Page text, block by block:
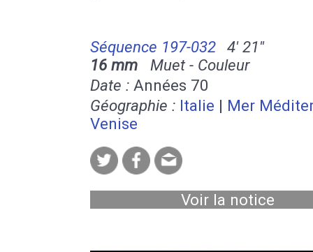
Séquence 197-032
4' 21''
16 mm Muet - Couleur
Date : Années 70
Géographie : Italie | Mer
Venise
Voir la notice